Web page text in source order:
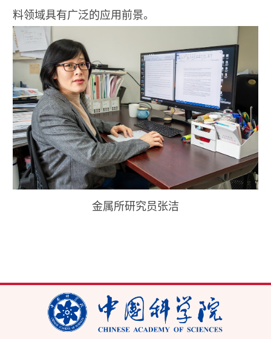
料领域具有广泛的应用前景。
金属所研究员张洁